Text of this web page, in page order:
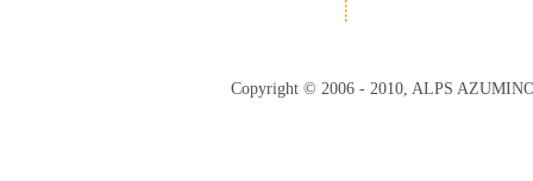
Copyright © 2006 - 2010, ALPS